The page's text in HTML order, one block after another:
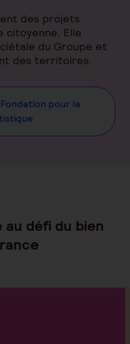
des projets
citoyenne. Elle
du Groupe et
des territoires.
pour la
défi du bien